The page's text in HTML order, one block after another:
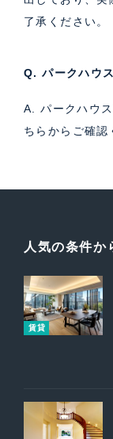
了承ください。
Q. パークハウ
A. パークハウ
ちら からご確認
人気の条件か
賃貸